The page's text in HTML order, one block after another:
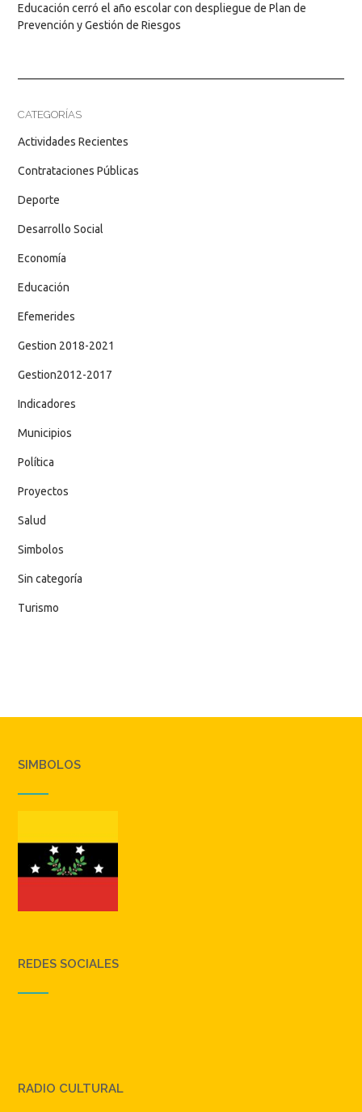
Educación cerró el año escolar con despliegue de Plan de
Prevención y Gestión de Riesgos
CATEGORÍAS
Actividades Recientes
Contrataciones Públicas
Deporte
Desarrollo Social
Economía
Educación
Efemerides
Gestion 2018-2021
Gestion2012-2017
Indicadores
Municipios
Política
Proyectos
Salud
Simbolos
Sin categoría
Turismo
SIMBOLOS
REDES SOCIALES
RADIO CULTURAL